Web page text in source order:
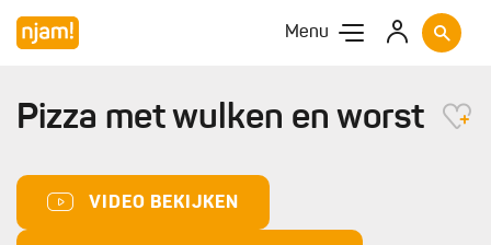
Menu
Pizza met wulken en worst
VIDEO BEKIJKEN